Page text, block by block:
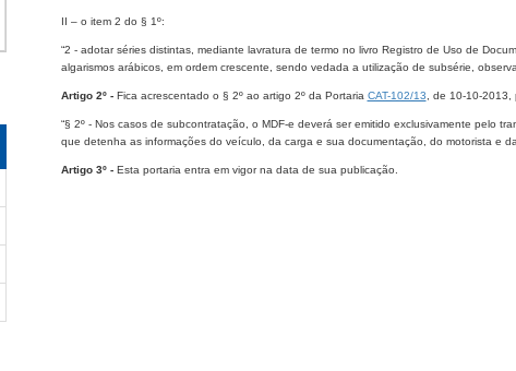
II – o item 2 do § 1º:
“2 - adotar séries distintas, mediante lavratura de termo no livro Registro de Uso de
algarismos arábicos, em ordem crescente, sendo vedada a utilização de subsérie,
Artigo 2º -Fica acrescentado o § 2º ao artigo 2º da Portaria CAT-102/13 , de 10-10-
“§ 2º - Nos casos de subcontratação, o MDF-e deverá ser emitido exclusivamente pelo
que detenha as informações do veículo, da carga e sua documentação, do motorista e
Artigo 3º - Esta portaria entra em vigor na data de sua publicação.